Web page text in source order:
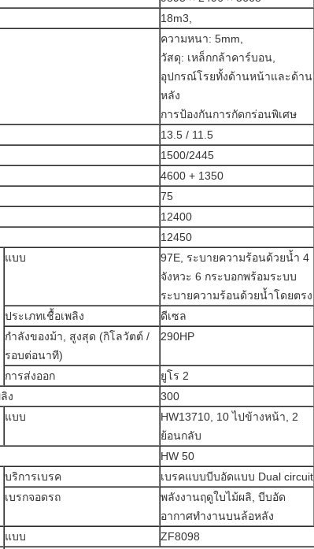
18m3,
ความหนา: 5mm,
วัสดุ: เหล็กกล้าคาร์บอน,
อุปกรณ์โรยทั้งด้านหน้าและด้าน
หลัง
การป้องกันการกัดกร่อนพิเศษ
13.5 / 11.5
1500/2445
4600 + 1350
75
12400
12450
แบบ
97E, ระบายความร้อนด้วยน้ำ 4
จังหวะ 6 กระบอกพร้อมระบบ
ระบายความร้อนด้วยน้ำโดยตรง
ประเภทเชื้อเพลิง
ดีเซล
กำลังของม้า, สูงสุด (กิโลวัตต์ /
รอบต่อนาที)
290HP
การส่งออก
ยูโร 2
ง
300
แบบ
HW13710, 10 ไปข้างหน้า, 2
ย้อนกลับ
HW 50
บริการเบรค
เบรคแบบบีบอัดแบบ Dual circuit
เบรกจอดรถ
พลังงานฤดูใบไม้ผลิ, บีบอัด
อากาศทำงานบนล้อหลัง
แบบ
ZF8098